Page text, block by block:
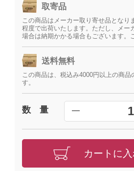
取寄品
この商品はメーカー取り寄せ品となり
程度で出荷いたします。ただし、メー
場合は納期かかる場合もございます。
送料無料
この商品は、税込み4000円以上の商品
す。
数 量 ━ 1
カートに